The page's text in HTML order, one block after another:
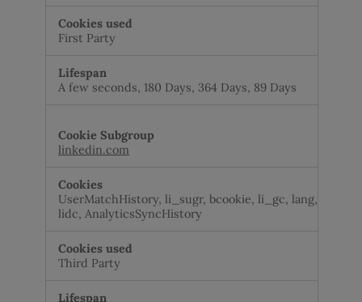
First Party
A few seconds, 180 Days, 364 Days, 89 Days
linkedin.com
UserMatchHistory, li_sugr, bcookie, li_gc, lang,
lidc, AnalyticsSyncHistory
Third Party